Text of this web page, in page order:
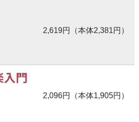
2,619円（本体2,381円）
入門
2,096円（本体1,905円）